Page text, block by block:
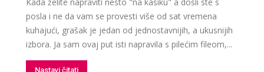
posla i ne da vam se provesti više od sat vremena
kuhajući, grašak je jedan od jednostavnijih, a ukusnijih
izbora. Ja sam ovaj put isti napravila s pilećim fileom,...
Nastavi čitati